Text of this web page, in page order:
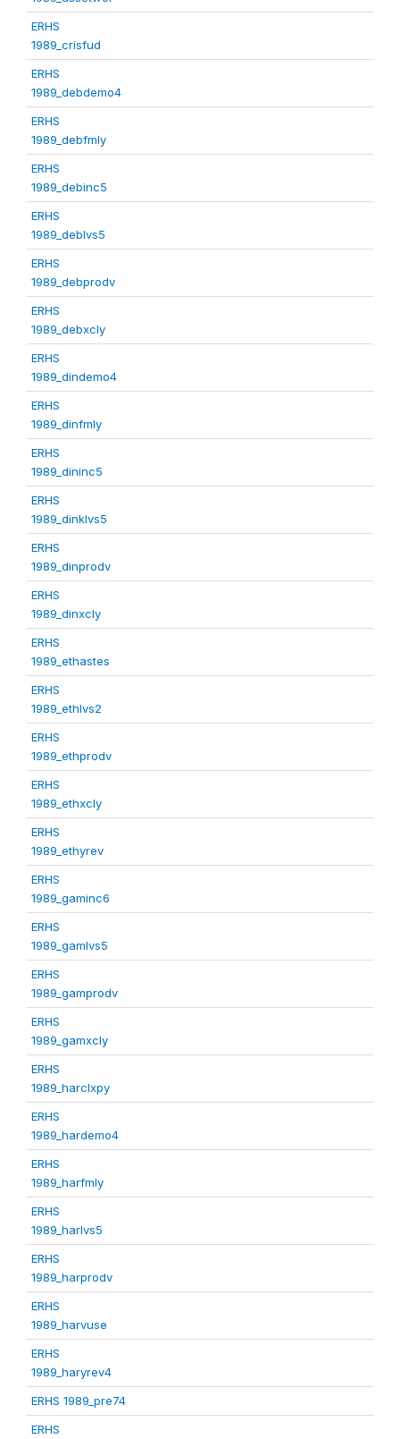
ERHS
1989_crisfud
ERHS
1989_debdemo4
ERHS
1989_debfmly
ERHS
1989_debinc5
ERHS
1989_deblvs5
ERHS
1989_debprodv
ERHS
1989_debxcly
ERHS
1989_dindemo4
ERHS
1989_dinfmly
ERHS
1989_dininc5
ERHS
1989_dinklvs5
ERHS
1989_dinprodv
ERHS
1989_dinxcly
ERHS
1989_ethastes
ERHS
1989_ethlvs2
ERHS
1989_ethprodv
ERHS
1989_ethxcly
ERHS
1989_ethyrev
ERHS
1989_gaminc6
ERHS
1989_gamlvs5
ERHS
1989_gamprodv
ERHS
1989_gamxcly
ERHS
1989_harclxpy
ERHS
1989_hardemo4
ERHS
1989_harfmly
ERHS
1989_harlvs5
ERHS
1989_harprodv
ERHS
1989_harvuse
ERHS
1989_haryrev4
ERHS 1989_pre74
ERHS